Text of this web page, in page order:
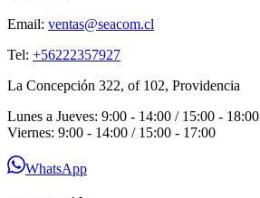
Email: ventas@seacom.cl
Tel: +56222357927
La Concepción 322, of 102, Providencia
Lunes a Jueves: 9:00 - 14:00 / 15:00 - 18:00
Viernes: 9:00 - 14:00 / 15:00 - 17:00
WhatsApp